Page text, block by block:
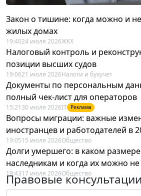
Закон о тишине: когда можно и
жилых домах
19:4024 июля 2026ЖКХ
Налоговый контроль и
позиции высших судов
19:0621 июля 2026Налоги и бухучет
Документы по персональным
полный чек-лист для операторов
15:21 30 июля 2026IT Реклама
Вопросы миграции: важные
иностранцев и работодателей в
19:0515 июля 2026Общество
Долги умершего: в каком
наследникам и когда их можно не
19:4317 июля 2026Общество
Правовые консультации